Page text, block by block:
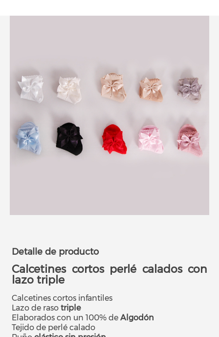
Detalle de producto
Calcetines cortos perlé calados con
lazo triple
Calcetines cortos infantiles
Lazo de raso triple
Elaborados con un 100% de Algodón
Tejido de perlé calado